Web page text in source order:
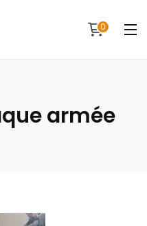
0
armée